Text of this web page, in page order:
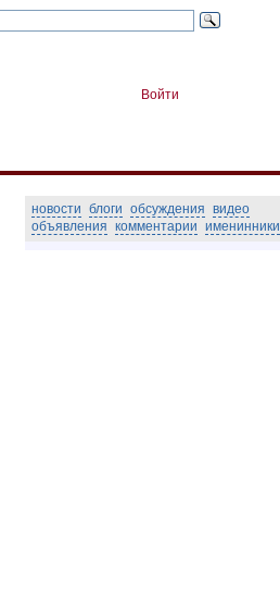
Войти
новости блоги обсуждения видео
объявления комментарии именинники